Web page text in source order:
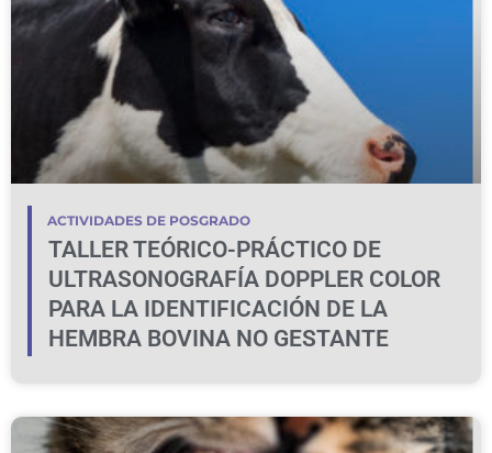
ACTIVIDADES DE POSGRADO
TALLER TEÓRICO-PRÁCTICO DE
ULTRASONOGRAFÍA DOPPLER COLOR
PARA LA IDENTIFICACIÓN DE LA
HEMBRA BOVINA NO GESTANTE